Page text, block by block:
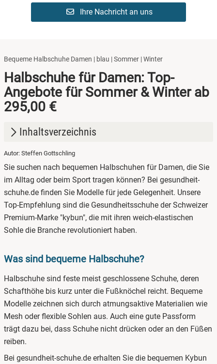
Ihre Nachricht an uns
Bequeme Halbschuhe Damen | blau | Sommer | Winter
Halbschuhe für Damen: Top-
Angebote für Sommer & Winter ab
295,00 €
Inhaltsverzeichnis
1. Was sind bequeme Halbschuhe?
2. Halbschuhe für Damen online kaufen
3. Halbschuhe für Sommer
4. Halbschuhe für den Winter
Autor: Steffen Gottschling
Sie suchen nach bequemen Halbschuhen für Damen, die Sie
im Alltag oder beim Sport tragen können? Bei gesundheit-
schuhe.de finden Sie Modelle für jede Gelegenheit. Unsere
Top-Empfehlung sind die Gesundheitsschuhe der Schweizer
Premium-Marke "kybun", die mit ihren weich-elastischen
Sohle die Branche revolutioniert haben.
Was sind bequeme Halbschuhe?
Halbschuhe sind feste meist geschlossene Schuhe, deren
Schafthöhe bis kurz unter die Fußknöchel reicht. Bequeme
Modelle zeichnen sich durch atmungsaktive Materialien wie
Mesh oder flexible Sohlen aus. Auch eine gute Passform
trägt dazu bei, dass Schuhe nicht drücken oder an den Füßen
reiben.
Bei gesundheit-schuhe.de erhalten Sie die bequemen Kybun